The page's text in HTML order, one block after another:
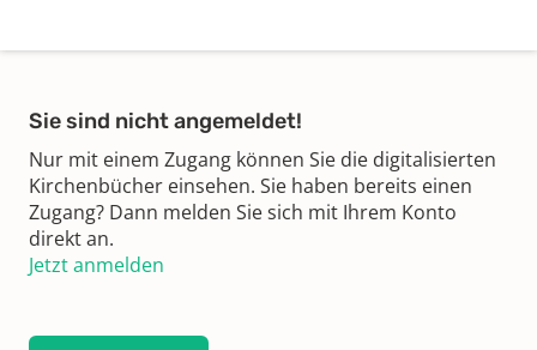
Sie sind nicht angemeldet!
Nur mit einem Zugang können Sie die digitalisierten
Kirchenbücher einsehen. Sie haben bereits einen
Zugang? Dann melden Sie sich mit Ihrem Konto
direkt an.
Jetzt anmelden